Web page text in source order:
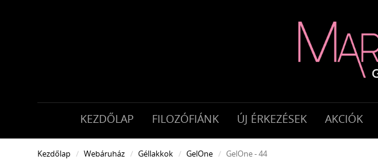
KEZDŐLAP FILOZÓFIÁNK ÚJ ÉRKEZÉSEK AKCIÓK
Kezdőlap Webáruház Géllakkok GelOne GelOne - 44